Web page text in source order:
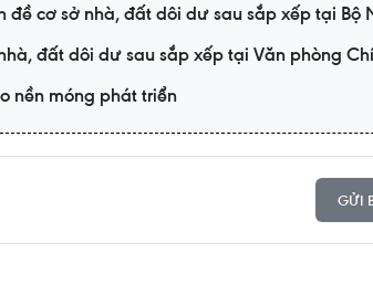
đề cơ sở nhà, đất dôi dư sau sắp xếp tại Bộ
đất dôi dư sau sắp xếp tại Văn phòng
nền móng phát triển
GỬI